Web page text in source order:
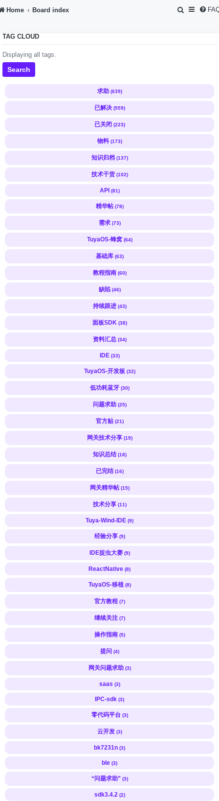
Home Board index
S
TAG CLOUD
Displaying all tags.
Search
求助 (639)
已解决 (559)
已关闭 (223)
物料 (173)
知识归档 (137)
技术干货 (102)
API (81)
精华帖 (78)
需求 (73)
TuyaOS-蜂窝 (64)
基础库 (63)
教程指南 (60)
缺陷 (46)
持续跟进 (43)
面板SDK (38)
资料汇总 (34)
IDE (33)
TuyaOS-开发板 (32)
低功耗蓝牙 (30)
问题求助 (25)
官方贴 (21)
网关技术分享 (19)
知识总结 (18)
已完结 (16)
网关精华帖 (15)
技术分享 (11)
Tuya-Wind-IDE (9)
经验分享 (9)
IDE捉虫大赛 (9)
ReactNative (8)
TuyaOS-移植 (8)
官方教程 (7)
继续关注 (7)
操作指南 (5)
提问 (4)
网关问题求助 (3)
saas (3)
IPC-sdk (3)
零代码平台 (3)
云开发 (3)
bk7231n (3)
ble (3)
“问题求助” (3)
sdk3.4.2 (2)